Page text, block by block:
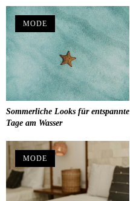
MODE
Sommerliche Looks für entspannte
Tage am Wasser
MODE